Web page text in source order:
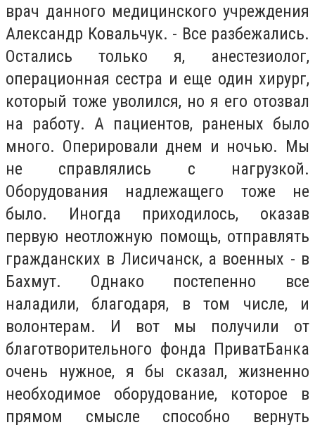
врач данного медицинского учреждения
Александр Ковальчук. - Все разбежались.
Остались только я, анестезиолог,
операционная сестра и еще один хирург,
который тоже уволился, но я его отозвал
на работу. А пациентов, раненых было
много. Оперировали днем и ночью. Мы
не справлялись с нагрузкой.
Оборудования надлежащего тоже не
было. Иногда приходилось, оказав
первую неотложную помощь, отправлять
гражданских в Лисичанск, а военных - в
Бахмут. Однако постепенно все
наладили, благодаря, в том числе, и
волонтерам. И вот мы получили от
благотворительного фонда ПриватБанка
очень нужное, я бы сказал, жизненно
необходимое оборудование, которое в
прямом смысле способно вернуть